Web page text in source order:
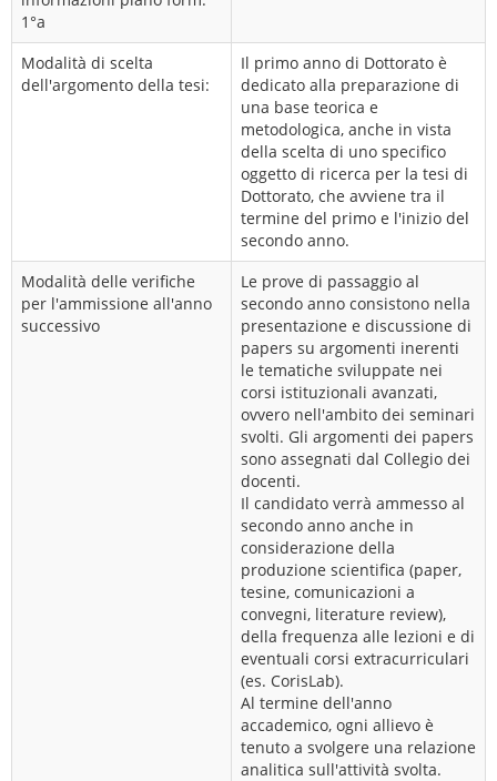
1°a
Modalità di scelta
dell'argomento della tesi:
Il primo anno di Dottorato è
dedicato alla preparazione di
una base teorica e
metodologica, anche in vista
della scelta di uno specifico
oggetto di ricerca per la tesi di
Dottorato, che avviene tra il
termine del primo e l'inizio del
secondo anno.
Modalità delle verifiche
per l'ammissione all'anno
successivo
Le prove di passaggio al
secondo anno consistono nella
presentazione e discussione di
papers su argomenti inerenti
le tematiche sviluppate nei
corsi istituzionali avanzati,
ovvero nell'ambito dei seminari
svolti. Gli argomenti dei papers
sono assegnati dal Collegio dei
docenti.
Il candidato verrà ammesso al
secondo anno anche in
considerazione della
produzione scientifica (paper,
tesine, comunicazioni a
convegni, literature review),
della frequenza alle lezioni e di
eventuali corsi extracurriculari
(es. CorisLab).
Al termine dell'anno
accademico, ogni allievo è
tenuto a svolgere una relazione
analitica sull'attività svolta.